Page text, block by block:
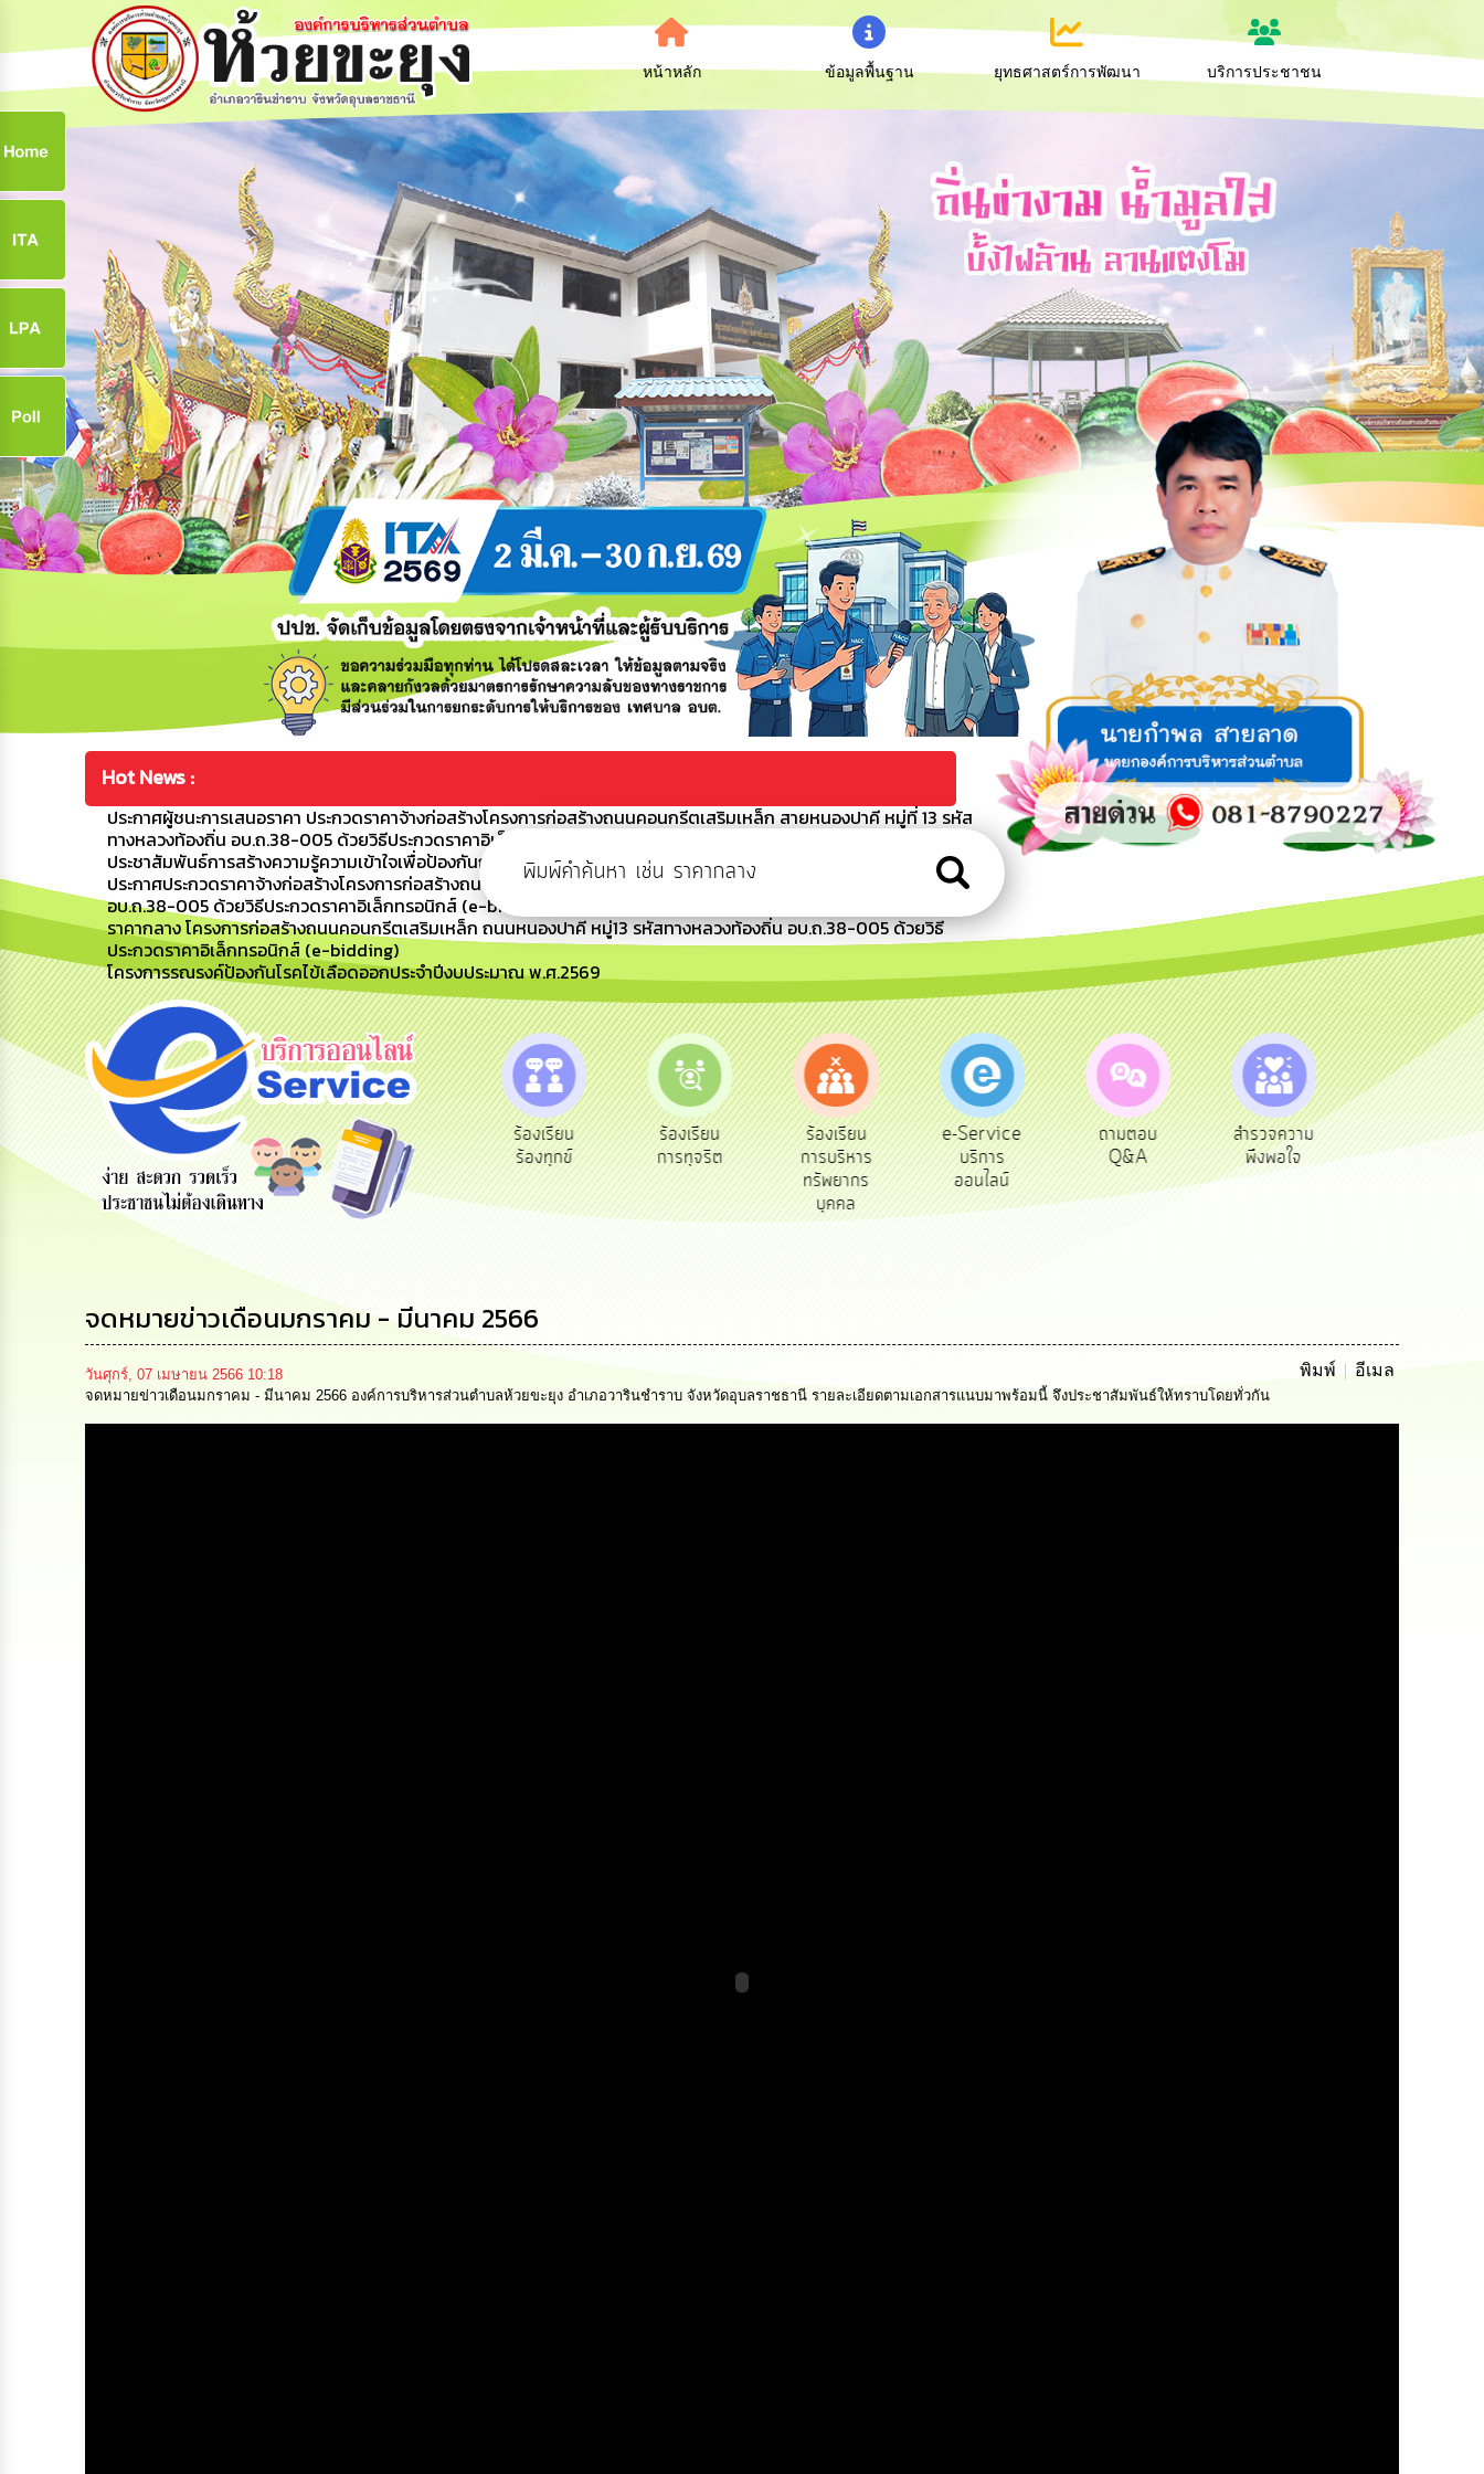
หน้าหลัก ข้อมูลพื้นฐาน ยุทธศาสตร์การพัฒนา บริการประชาชน
Hot News :
ประกาศผู้ชนะการเสนอราคา ประกวดราคาจ้างก่อสร้างโครงการก่อสร้างถนนคอนกรีตเสริมเหล็ก สายหนองปาคี หมู่ที่ 13 รหัส
ทางหลวงท้องถิ่น อบ.ถ.38-005 ด้วยวิธีประกวดราคาอิเล็กทรอนิกส์ (e-bidding)
ประชาสัมพันธ์การสร้างความรู้ความเข้าใจเพื่อป้องกันการหลอกลวงทางออนไลน์ (Scammer)
ประกาศประกวดราคาจ้างก่อสร้างโครงการก่อสร้างถนนคอนกรีตเสริมเหล็ก ถนนหนองปาคี หมู่13 รหัสทางหลวงท้องถิ่น
อบ.ถ.38-005 ด้วยวิธีประกวดราคาอิเล็กทรอนิกส์ (e-bidding)
ราคากลาง โครงการก่อสร้างถนนคอนกรีตเสริมเหล็ก ถนนหนองปาคี หมู่13 รหัสทางหลวงท้องถิ่น อบ.ถ.38-005 ด้วยวิธี
ประกวดราคาอิเล็กทรอนิกส์ (e-bidding)
โครงการรณรงค์ป้องกันโรคไข้เลือดออกประจำปีงบประมาณ พ.ศ.2569
ข้อมูลการ
ติดต่อ
สายด่วนผู้
บริหาร
รับฟังความ
คิดเห็น
ประชาชน
ร้องเรียน
ร้องทุกข์
ร้องเรียน
การทุจริต
ร้องเรียน
การบริหาร
ทรัพยากร
บุคคล
e-Service
บริการ
ออนไลน์
ถามตอบ
Q&A
สำรวจความ
พึงพอใจ
ผู้รับเบีย
จดหมายข่าวเดือนมกราคม - มีนาคม 2566
วันศุกร์, 07 เมษายน 2566 10:18 พิมพ์ อีเมล
จดหมายข่าวเดือนมกราคม - มีนาคม 2566 องค์การบริหารส่วนตำบลห้วยขะยุง อำเภอวารินชำราบ จังหวัดอุบลราชธานี รายละเอียดตามเอกสารแนบมาพร้อมนี้ จึงประชาสัมพันธ์ให้ทราบโดยทั่วกัน